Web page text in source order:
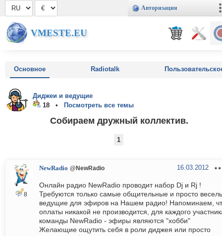
Авторизация
VMESTE.EU
Основное Radiotalk
Диджеи и ведущие
18 •
Посмотреть все темы
Собираем дружный коллектив.
1
8
NewRadio @NewRadio 16.03.2012
Онлайн радио NewRadio проводит набор Dj и Rj !
Требуются только самые общительные и просто
ведущие для эфиров на Нашем радио! Напоминаем,
оплаты никакой не производится, для каждого
команды NewRadio - эфиры являются "хобби"
Желающие ощутить себя в роли диджея или просто